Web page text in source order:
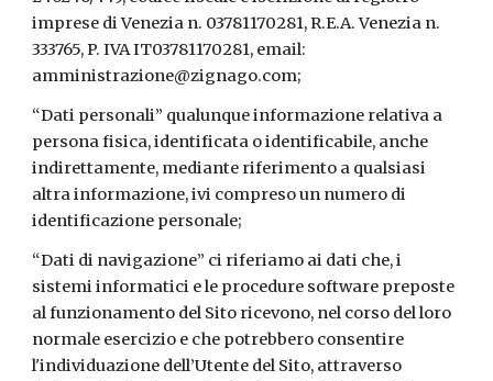
imprese di Venezia n. 03781170281, R.E.A. Venezia n.
333765, P. IVA IT03781170281, email:
amministrazione@zignago.com;
“Dati personali” qualunque informazione relativa a
persona fisica, identificata o identificabile, anche
indirettamente, mediante riferimento a qualsiasi
altra informazione, ivi compreso un numero di
identificazione personale;
“Dati di navigazione” ci riferiamo ai dati che, i
sistemi informatici e le procedure software preposte
al funzionamento del Sito ricevono, nel corso del loro
normale esercizio e che potrebbero consentire
l'individuazione dell’Utente del Sito, attraverso